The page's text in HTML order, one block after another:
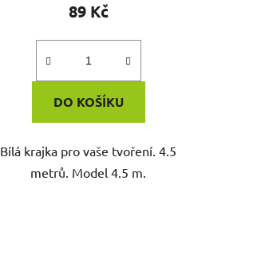
89 Kč
DO KOŠÍKU
Bílá krajka pro vaše tvoření. 4.5
metrů. Model 4.5 m.